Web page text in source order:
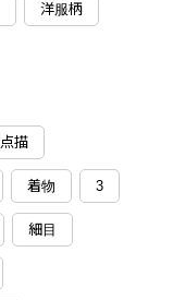
洋服柄
点描
着物 3
細目